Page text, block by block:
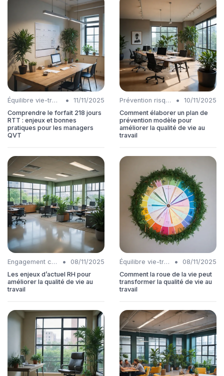
Équilibre vie-travail •
11/11/2025
Comprendre le forfait 218 jours
RTT : enjeux et bonnes
pratiques pour les managers
QVT
Prévention risques •
10/11/2025
Comment élaborer un plan de
prévention modèle pour
améliorer la qualité de vie au
travail
Engagement collaborateurs •
08/11/2025
Les enjeux d’actuel RH pour
améliorer la qualité de vie au
travail
Équilibre vie-travail •
08/11/2025
Comment la roue de la vie peut
transformer la qualité de vie au
travail